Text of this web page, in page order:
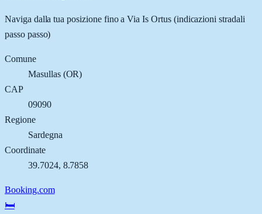
Naviga dalla tua posizione fino aVia Is Ortus(indicazioni stradali
passo passo)
Comune
Masullas(OR)
CAP
09090
Regione
Sardegna
Coordinate
39.7024, 8.7858
Booking.com
🛏️